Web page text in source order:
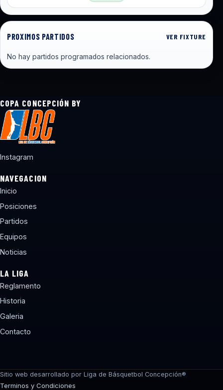
PROXIMOS PARTIDOS VER FIXTURE
No hay partidos programados relacionados.
COPA CONCEPCIÓN BY
Instagram
NAVEGACION
Inicio
Posiciones
Partidos
Equipos
Noticias
LA LIGA
Reglamento
Historia
Galeria
Contacto
torneos@lbcchile.com
Sitio web desarrollado por Liga de Básquetbol Concepción®
Terminos y Condiciones